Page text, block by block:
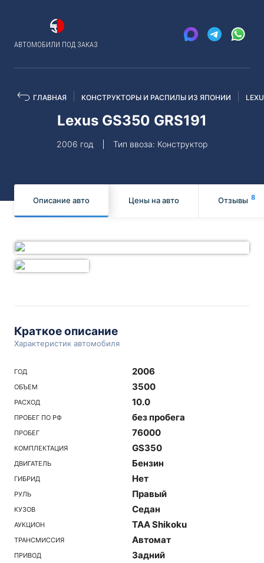
АВТОМОБИЛИ ПОД ЗАКАЗ
ГЛАВНАЯ КОНСТРУКТОРЫ И РАСПИЛЫ ИЗ ЯПОНИИ
Lexus GS350 GRS191
2006 год Тип ввоза: Конструктор
Описание авто Цены на авто Отзывы 8
Краткое описание
Характеристик автомобиля
ГОД 2006
ОБЪЕМ 3500
РАСХОД 10.0
ПРОБЕГ ПО РФ без пробега
ПРОБЕГ 76000
КОМПЛЕКТАЦИЯ GS350
ДВИГАТЕЛЬ Бензин
ГИБРИД Нет
РУЛЬ Правый
КУЗОВ Седан
АУКЦИОН TAA Shikoku
ТРАНСМИССИЯ Автомат
ПРИВОД Задний